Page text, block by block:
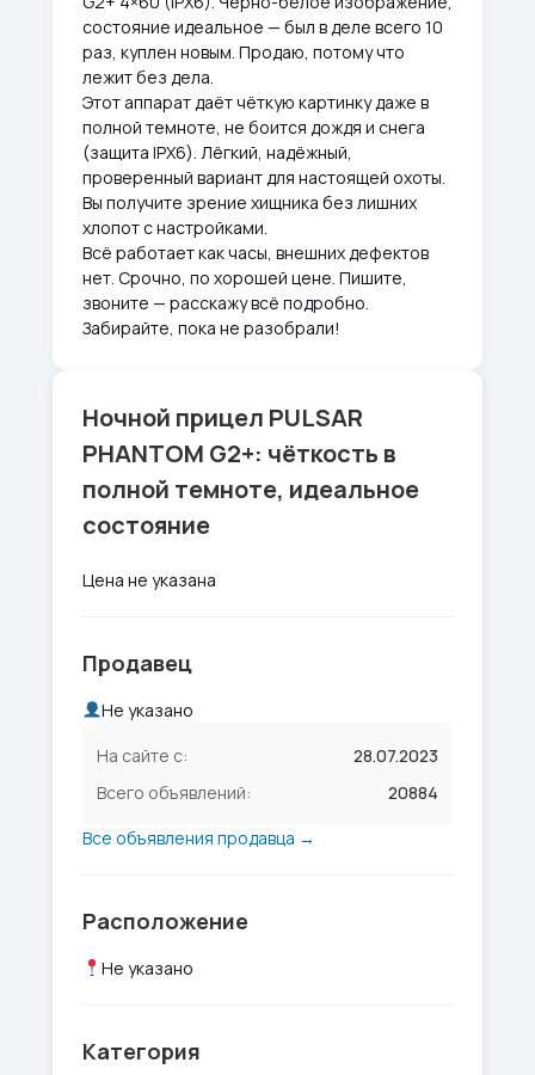
состояние идеальное — был в деле всего 10
раз, куплен новым. Продаю, потому что
лежит без дела.
Этот аппарат даёт чёткую картинку даже в
полной темноте, не боится дождя и снега
(защита IPX6). Лёгкий, надёжный,
проверенный вариант для настоящей охоты.
Вы получите зрение хищника без лишних
хлопот с настройками.
Всё работает как часы, внешних дефектов
нет. Срочно, по хорошей цене. Пишите,
звоните — расскажу всё подробно.
Забирайте, пока не разобрали!
Ночной прицел PULSAR
PHANTOM G2+: чёткость в
полной темноте, идеальное
состояние
Цена не указана
Продавец
Не указано
На сайте с:
28.07.2023
Всего объявлений:
20884
Все объявления продавца →
Расположение
Не указано
Категория